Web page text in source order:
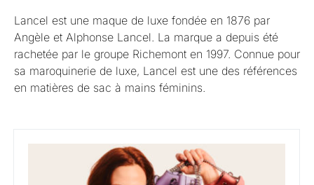
Lancel est une maque de luxe fondée en 1876 par
Angèle et Alphonse Lancel. La marque a depuis été
rachetée par le groupe Richemont en 1997. Connue pour
sa maroquinerie de luxe, Lancel est une des références
en matières de sac à mains féminins.